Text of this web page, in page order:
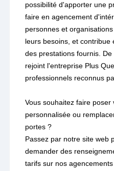
possibilité d'apporter une
faire en agencement
personnes et
leurs besoins, et contribue
des prestations fournis.
rejoint l'entreprise Plus
professionnels reconnus
Vous souhaitez faire
personnalisée ou
portes ?
Passez par notre site web
demander des
tarifs sur nos